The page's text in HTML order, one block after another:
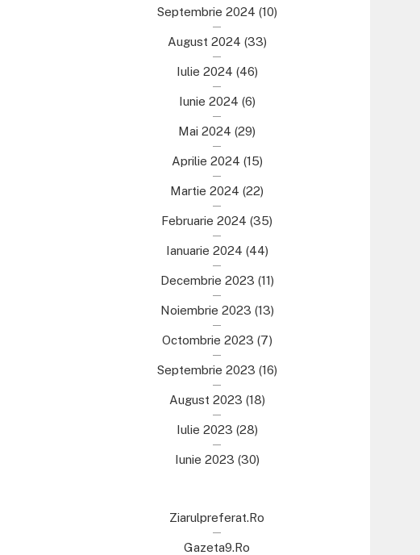
Septembrie 2024 (10)
August 2024 (33)
Iulie 2024 (46)
Iunie 2024 (6)
Mai 2024 (29)
Aprilie 2024 (15)
Martie 2024 (22)
Februarie 2024 (35)
Ianuarie 2024 (44)
Decembrie 2023 (11)
Noiembrie 2023 (13)
Octombrie 2023 (7)
Septembrie 2023 (16)
August 2023 (18)
Iulie 2023 (28)
Iunie 2023 (30)
Ziarulpreferat.ro
Gazeta9.ro